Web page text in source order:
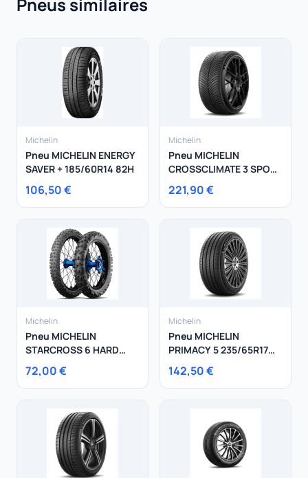
Michelin
Pneu MICHELIN ENERGY
SAVER + 185/60R14 82H
106,50 €
Michelin
Pneu MICHELIN
CROSSCLIMATE 3 SPORT
245/45R19 102Y
221,90 €
Michelin
Pneu MICHELIN
STARCROSS 6 HARD
90/100-21 57M
72,00 €
Michelin
Pneu MICHELIN
PRIMACY 5 235/65R17
108V
142,50 €